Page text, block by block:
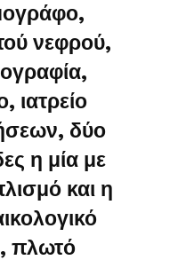
νεφρού,
ιατρείο
δύο
η μία με
και η
πλωτό